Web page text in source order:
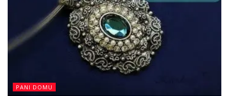
PANI DOMU